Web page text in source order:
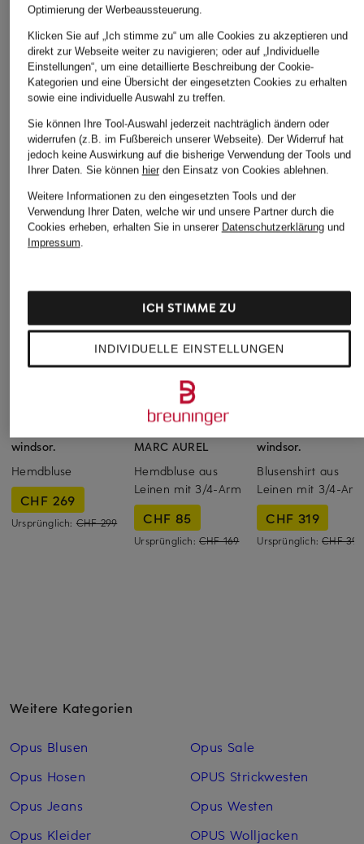
windsor.
Hemdbluse
CHF 269
Ursprünglich: CHF 299
MARC AUREL
Hemdbluse aus
Leinen mit 3/4-Arm
CHF 85
Ursprünglich: CHF 169
windsor.
Blusenshirt aus
Leinen mit 3/4-Arm
CHF 319
Ursprünglich:CHF 399
Weitere Kategorien
Opus Blusen
Opus Hosen
Opus Jeans
Opus Kleider
Opus Sale
OPUS Strickwesten
Opus Westen
OPUS Woll­jacken
Optimierung der Werbeaussteuerung.
Klicken Sie auf „Ich stimme zu“ um alle Cookies zu akzeptieren und
direkt zur Webseite weiter zu navigieren; oder auf „Individuelle
Einstellungen“, um eine detaillierte Beschreibung der Cookie-
Kategorien und eine Übersicht der eingesetzten Cookies zu erhalten
sowie eine individuelle Auswahl zu treffen.
Sie können Ihre Tool-Auswahl jederzeit nachträglich ändern oder
widerrufen (z.B. im Fußbereich unserer Webseite). Der Widerruf hat
jedoch keine Auswirkung auf die bisherige Verwendung der Tools und
Ihrer Daten. Sie können hierden Einsatz von Cookies ablehnen.
Weitere Informationen zu den eingesetzten Tools und der
Verwendung Ihrer Daten, welche wir und unsere Partner durch die
Cookies erheben, erhalten Sie in unserer Datenschutzerklärungund
Impressum.
INDIVIDUELLE EINSTELLUNGEN
ICH STIMME ZU